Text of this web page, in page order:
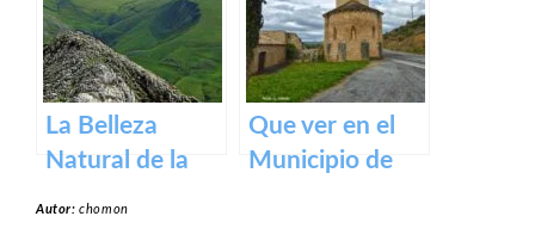
medieval en los
Pirineos
La Belleza
Natural de la
Que ver en el
Municipio de
Autor:chomon